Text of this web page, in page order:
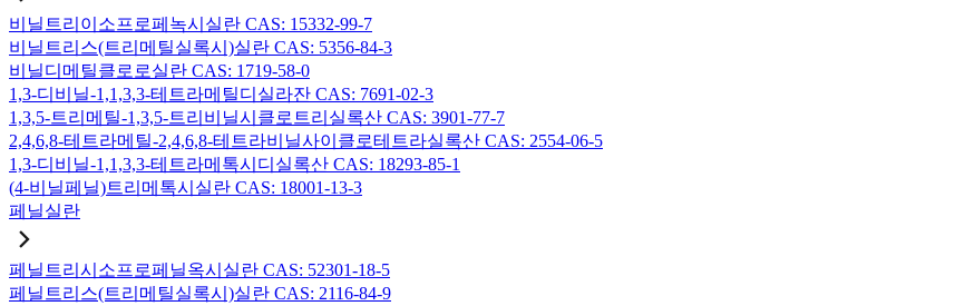
비닐트리이소프로페녹시실란 CAS: 15332-99-7
비닐트리스(트리메틸실록시)실란 CAS: 5356-84-3
비닐디메틸클로로실란 CAS: 1719-58-0
1,3-디비닐-1,1,3,3-테트라메틸디실라잔 CAS: 7691-02-3
1,3,5-트리메틸-1,3,5-트리비닐시클로트리실록산 CAS: 3901-77-7
2,4,6,8-테트라메틸-2,4,6,8-테트라비닐사이클로테트라실록산 CAS: 2554-06-5
1,3-디비닐-1,1,3,3-테트라메톡시디실록산 CAS: 18293-85-1
(4-비닐페닐)트리메톡시실란 CAS: 18001-13-3
페닐실란
페닐트리시소프로페닐옥시실란 CAS: 52301-18-5
페닐트리스(트리메틸실록시)실란 CAS: 2116-84-9